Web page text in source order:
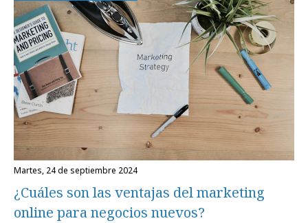
martes, 24 de septiembre 2024
¿Cuáles son las ventajas del marketing
online para negocios nuevos?